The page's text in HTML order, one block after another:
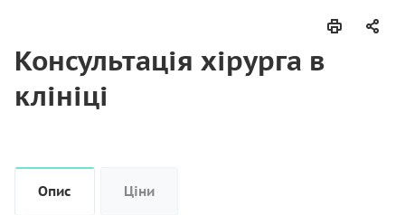
Консультація хірурга в
клініці
Опис Ціни